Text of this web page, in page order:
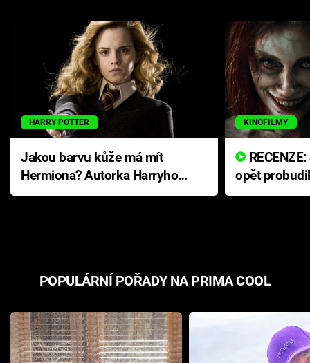
HARRY POTTER
Jakou barvu kůže má mít
Hermiona? Autorka Harryho
Pottera přišla s ráznou
KINOFILMY
opět
přichází s
POPULÁRNÍ POŘADY NA PRIMA COOL